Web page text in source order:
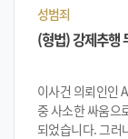
있었습니다. 법무
등을 구체적으로
한경에 사건 의뢰
성범죄
(형법) 강제추행
이사건 의뢰인인
중 사소한 싸움으
되었습니다. 그러